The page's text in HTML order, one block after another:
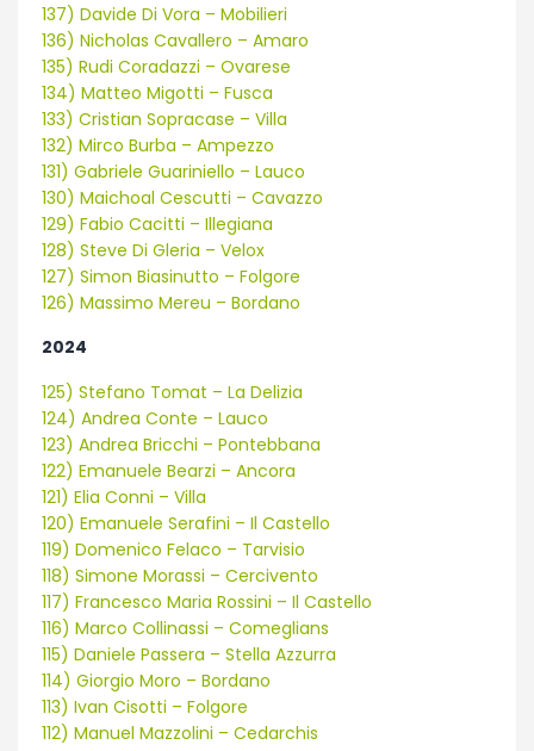
137) Davide Di Vora – Mobilieri
136) Nicholas Cavallero – Amaro
135) Rudi Coradazzi – Ovarese
134) Matteo Migotti – Fusca
133) Cristian Sopracase – Villa
132) Mirco Burba – Ampezzo
131) Gabriele Guariniello – Lauco
130) Maichoal Cescutti – Cavazzo
129) Fabio Cacitti – Illegiana
128) Steve Di Gleria – Velox
127) Simon Biasinutto – Folgore
126) Massimo Mereu – Bordano
2024
125) Stefano Tomat – La Delizia
124) Andrea Conte – Lauco
123) Andrea Bricchi – Pontebbana
122) Emanuele Bearzi – Ancora
121) Elia Conni – Villa
120) Emanuele Serafini – Il Castello
119) Domenico Felaco – Tarvisio
118) Simone Morassi – Cercivento
117) Francesco Maria Rossini – Il Castello
116) Marco Collinassi – Comeglians
115) Daniele Passera – Stella Azzurra
114) Giorgio Moro – Bordano
113) Ivan Cisotti – Folgore
112) Manuel Mazzolini – Cedarchis